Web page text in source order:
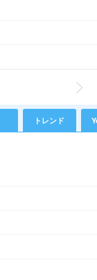
トレンド